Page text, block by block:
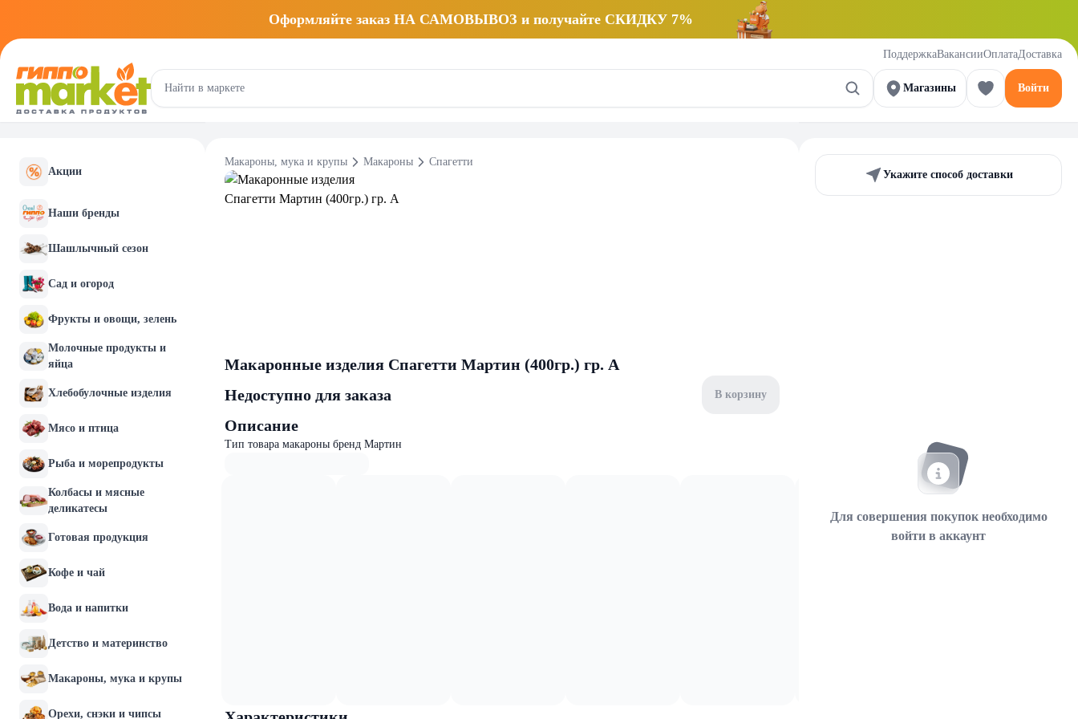
Оформляйте заказ НА САМОВЫВОЗ и получайте СКИДКУ 7%
ПоддержкаВакансииОплатаДоставка
Магазины Войти
Акции
Наши бренды
Шашлычный сезон
Сад и огород
Фрукты и овощи, зелень
Молочные продукты и
яйца
Хлебобулочные изделия
Мясо и птица
Рыба и морепродукты
Колбасы и мясные
деликатесы
Готовая продукция
Кофе и чай
Вода и напитки
Детство и материнство
Макароны, мука и крупы
Орехи, снэки и чипсы
Макароны, мука и крупы Макароны Спагетти
Макаронные изделия Спагетти Мартин (400гр.) гр. А
Недоступно для заказа
В корзину
Описание
Тип товара макароны бренд Мартин
Укажите способ доставки
Для совершения покупок необходимо
войти в аккаунт